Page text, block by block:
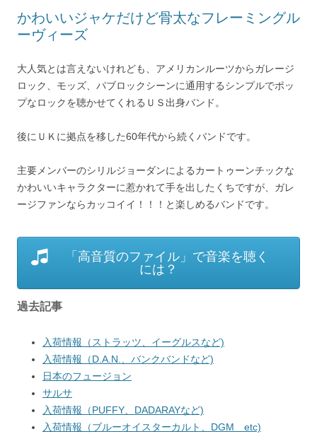
かわいいジャケだけど骨太なフレーミングル
ーヴィーズ
大人気とは言えないけれども、アメリカンルーツからガレージ
ロック、モッズ、パブロックシーンに通用するシンプルでポッ
プなロックを聴かせてくれるＵＳ出身バンド。
後にＵＫに拠点を移した60年代から続くバンドです。
主要メンバーのシリルジョーダンによるカートゥーンチックな
かわいいキャラクターに惹かれて手を出したくちですが、ガレ
ージファンならカッコイイ！！！と楽しめるバンドです。
「高音質のファイル」で音楽を聴く
には？
過去記事
入荷情報（ストラッツ、イーグルスなど)
入荷情報（D.A.N.、バンクバンドなど)
日本のフュージョン
サルサ
入荷情報（PUFFY、DADARAYなど)
入荷情報（ブルーオイスターカルト、DGM etc)